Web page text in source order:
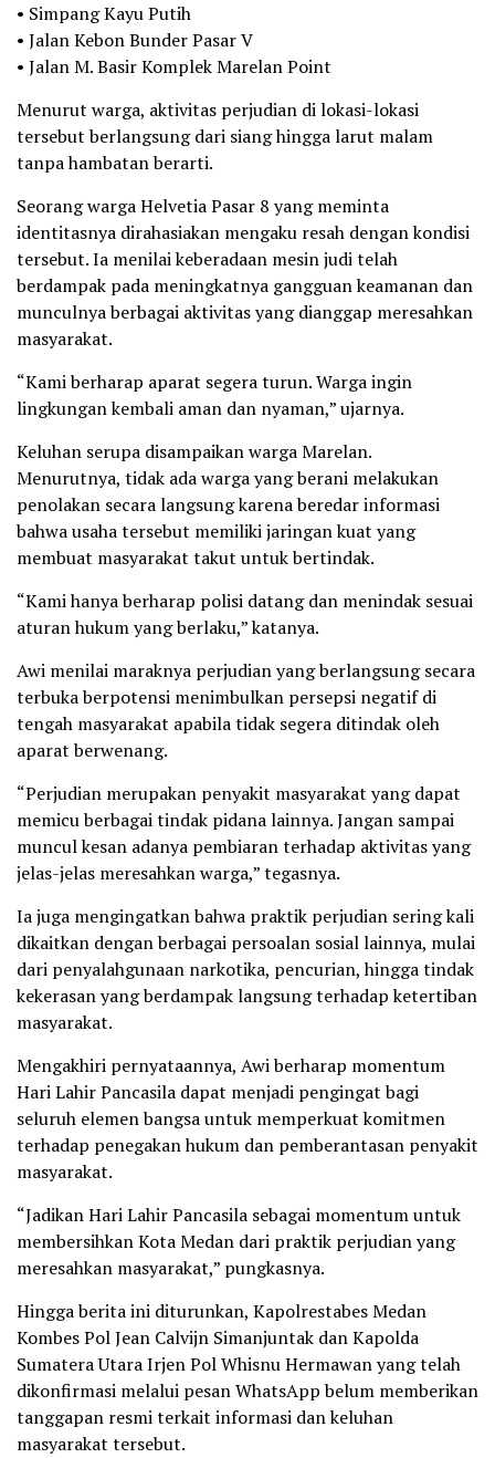
• Simpang Kayu Putih
• Jalan Kebon Bunder Pasar V
• Jalan M. Basir Komplek Marelan Point
Menurut warga, aktivitas perjudian di lokasi-lokasi
tersebut berlangsung dari siang hingga larut malam
tanpa hambatan berarti.
Seorang warga Helvetia Pasar 8 yang meminta
identitasnya dirahasiakan mengaku resah dengan kondisi
tersebut. Ia menilai keberadaan mesin judi telah
berdampak pada meningkatnya gangguan keamanan dan
munculnya berbagai aktivitas yang dianggap meresahkan
masyarakat.
“Kami berharap aparat segera turun. Warga ingin
lingkungan kembali aman dan nyaman,” ujarnya.
Keluhan serupa disampaikan warga Marelan.
Menurutnya, tidak ada warga yang berani melakukan
penolakan secara langsung karena beredar informasi
bahwa usaha tersebut memiliki jaringan kuat yang
membuat masyarakat takut untuk bertindak.
“Kami hanya berharap polisi datang dan menindak sesuai
aturan hukum yang berlaku,” katanya.
Awi menilai maraknya perjudian yang berlangsung secara
terbuka berpotensi menimbulkan persepsi negatif di
tengah masyarakat apabila tidak segera ditindak oleh
aparat berwenang.
“Perjudian merupakan penyakit masyarakat yang dapat
memicu berbagai tindak pidana lainnya. Jangan sampai
muncul kesan adanya pembiaran terhadap aktivitas yang
jelas-jelas meresahkan warga,” tegasnya.
Ia juga mengingatkan bahwa praktik perjudian sering kali
dikaitkan dengan berbagai persoalan sosial lainnya, mulai
dari penyalahgunaan narkotika, pencurian, hingga tindak
kekerasan yang berdampak langsung terhadap ketertiban
masyarakat.
Mengakhiri pernyataannya, Awi berharap momentum
Hari Lahir Pancasila dapat menjadi pengingat bagi
seluruh elemen bangsa untuk memperkuat komitmen
terhadap penegakan hukum dan pemberantasan penyakit
masyarakat.
“Jadikan Hari Lahir Pancasila sebagai momentum untuk
membersihkan Kota Medan dari praktik perjudian yang
meresahkan masyarakat,” pungkasnya.
Hingga berita ini diturunkan, Kapolrestabes Medan
Kombes Pol Jean Calvijn Simanjuntak dan Kapolda
Sumatera Utara Irjen Pol Whisnu Hermawan yang telah
dikonfirmasi melalui pesan WhatsApp belum memberikan
tanggapan resmi terkait informasi dan keluhan
masyarakat tersebut.